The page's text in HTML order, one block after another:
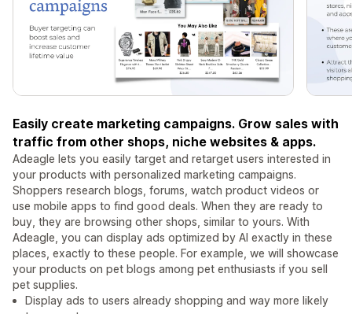
Easily create marketing campaigns. Grow sales with
traffic from other shops, niche websites & apps.
Adeagle lets you easily target and retarget users interested in
your products with personalized marketing campaigns.
Shoppers research blogs, forums, watch product videos or
use mobile apps to find good deals. When they are ready to
buy, they are browsing other shops, similar to yours. With
Adeagle, you can display ads optimized by AI exactly in these
places, exactly to these people. For example, we will showcase
your products on pet blogs among pet enthusiasts if you sell
pet supplies.
Display ads to users already shopping and way more likely